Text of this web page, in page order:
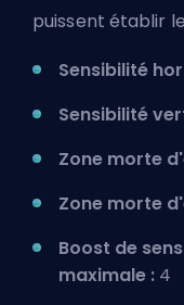
puissent établir
Sensibilité
Sensibilité
Zone morte
Zone morte
Boost de
maximale : 4